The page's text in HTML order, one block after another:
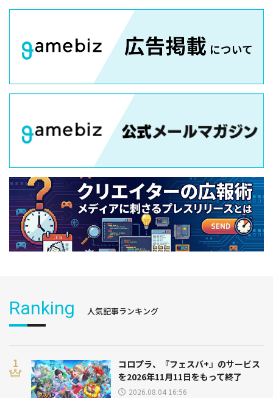
Ranking 人気記事ランキング
コロプラ、『フェスバ+』のサービス
を2026年11月11日をもって終了
2026.08.04 16:56